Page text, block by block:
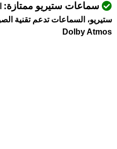
سماعات ستيريو ممتازة:
Dolby Atmos